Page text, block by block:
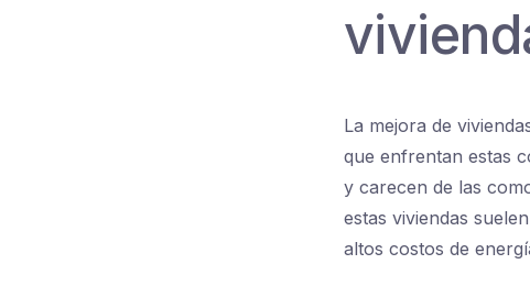
La mejora de
que enfrentan estas
y carecen de las
estas viviendas
altos costos de